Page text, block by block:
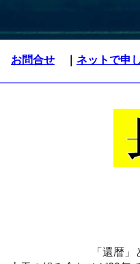
お問合せ ネットで申
「還暦